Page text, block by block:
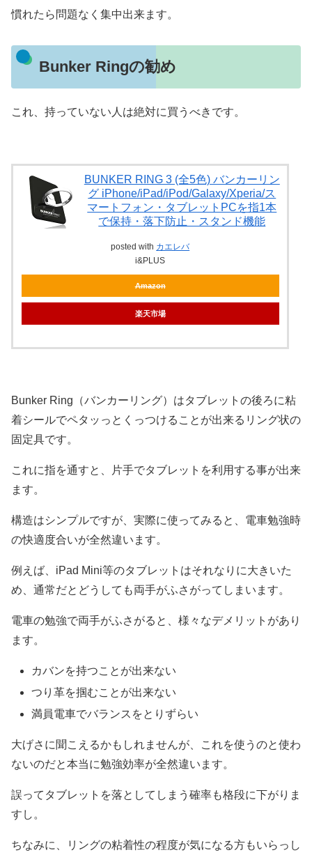
慣れたら問題なく集中出来ます。
Bunker Ringの勧め
これ、持っていない人は絶対に買うべきです。
BUNKER RING 3 (全5色) バンカーリン
グ iPhone/iPad/iPod/Galaxy/Xperia/ス
マートフォン・タブレットPCを指1本
で保持・落下防止・スタンド機能
posted with カエレバ
i&PLUS
Amazon
楽天市場
Bunker Ring（バンカーリング）はタブレットの後ろに粘
着シールでペタッっとくっつけることが出来るリング状の
固定具です。
これに指を通すと、片手でタブレットを利用する事が出来
ます。
構造はシンプルですが、実際に使ってみると、電車勉強時
の快適度合いが全然違います。
例えば、iPad Mini等のタブレットはそれなりに大きいた
め、通常だとどうしても両手がふさがってしまいます。
電車の勉強で両手がふさがると、様々なデメリットがあり
ます。
カバンを持つことが出来ない
つり革を掴むことが出来ない
満員電車でバランスをとりずらい
大げさに聞こえるかもしれませんが、これを使うのと使わ
ないのだと本当に勉強効率が全然違います。
誤ってタブレットを落としてしまう確率も格段に下がりま
すし。
ちなみに、リングの粘着性の程度が気になる方もいらっし